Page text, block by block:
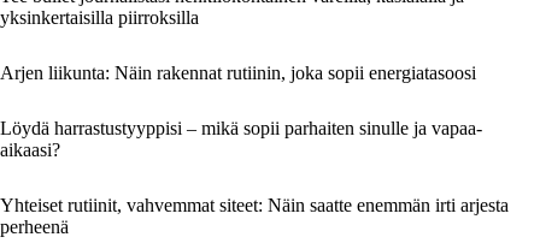
yksinkertaisilla piirroksilla
Arjen liikunta: Näin rakennat rutiinin, joka sopii energiatasoosi
Löydä harrastustyyppisi – mikä sopii parhaiten sinulle ja vapaa-
aikaasi?
Yhteiset rutiinit, vahvemmat siteet: Näin saatte enemmän irti arjesta
perheenä